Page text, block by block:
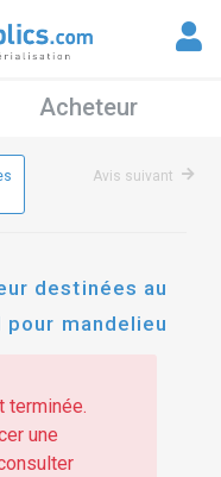
Acheteur
Avis suivant
destinées au
mandelieu
terminée.
une